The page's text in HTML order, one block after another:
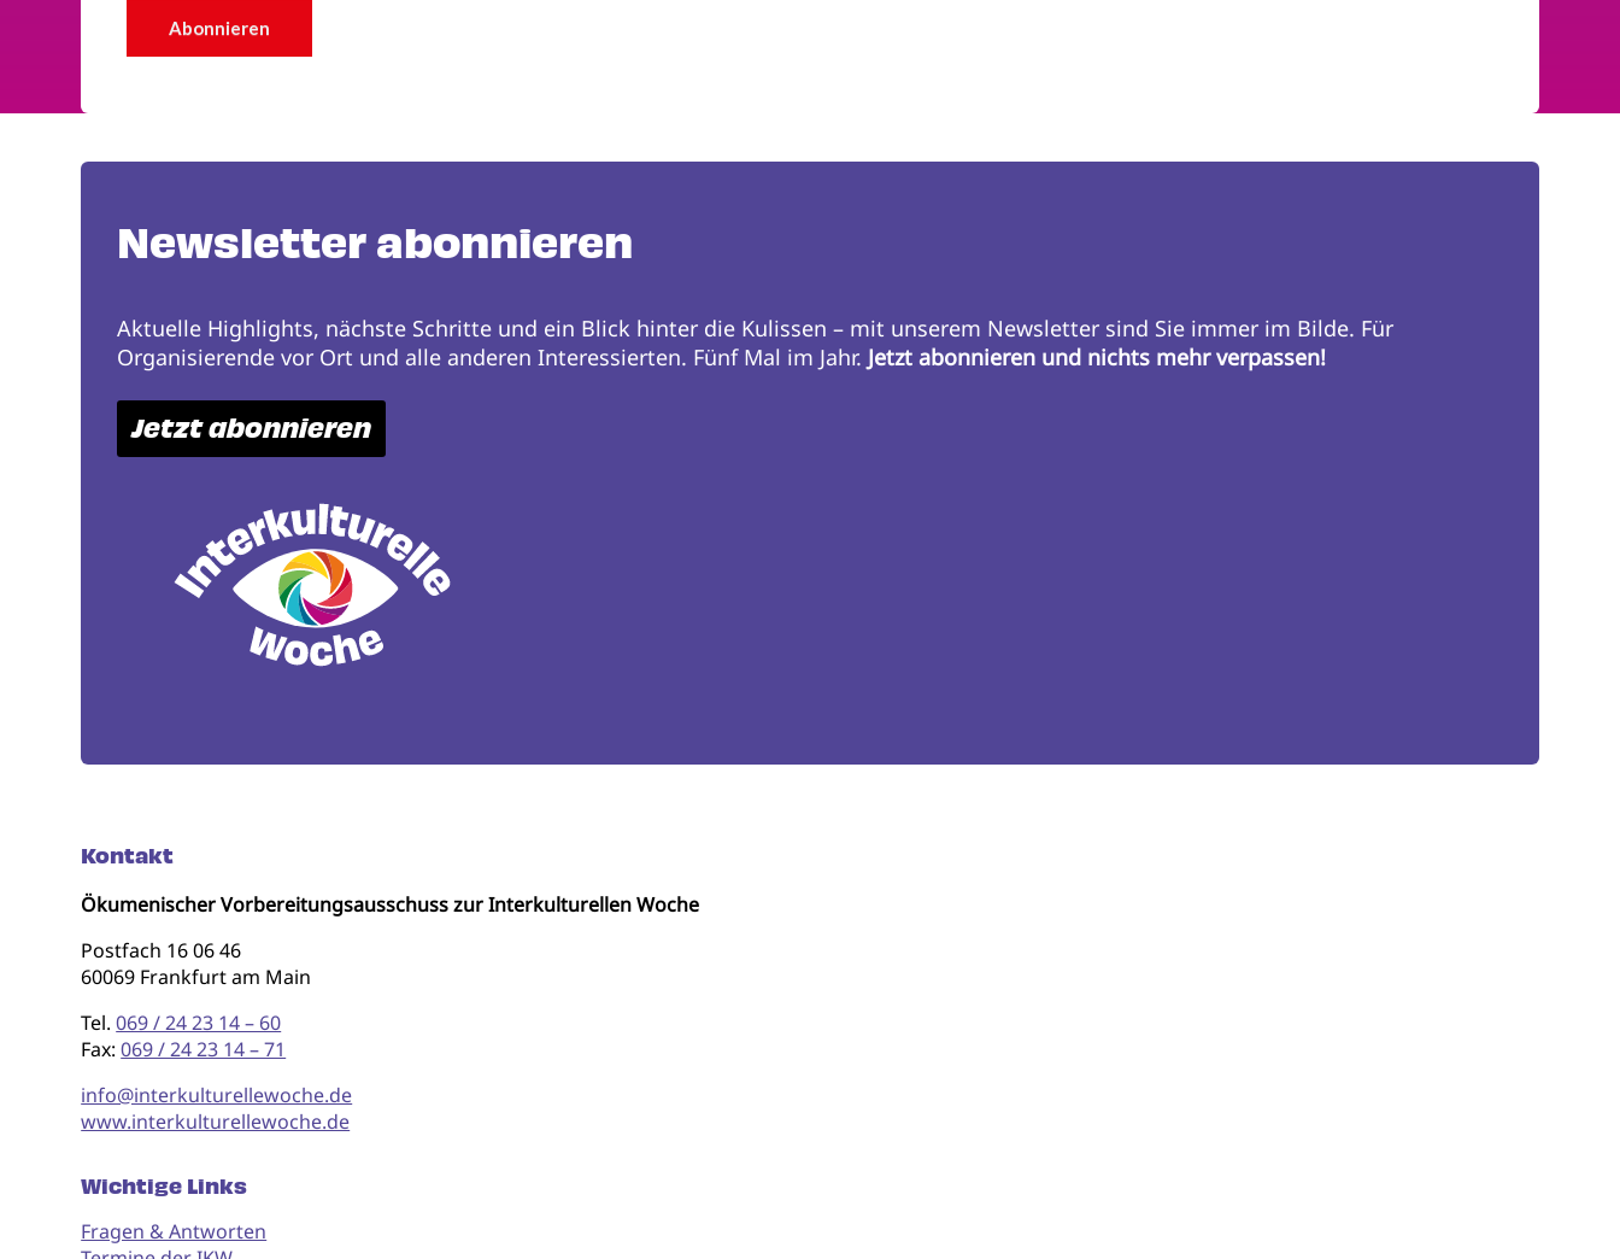
Newsletter abonnieren
Aktuelle Highlights, nächste Schritte und ein Blick hinter die Kulissen – mit unserem Newsletter sind Sie immer im Bilde. Für
Organisierende vor Ort und alle anderen Interessierten. Fünf Mal im Jahr. Jetzt abonnieren und nichts mehr verpassen!
Jetzt abonnieren
Kontakt
Ökumenischer Vorbereitungsausschuss zur Interkulturellen Woche
Postfach 16 06 46
60069 Frankfurt am Main
Tel.069 / 24 23 14 – 60
Fax:069 / 24 23 14 – 71
info@interkulturellewoche.de
www.interkulturellewoche.de
Wichtige Links
Fragen & Antworten